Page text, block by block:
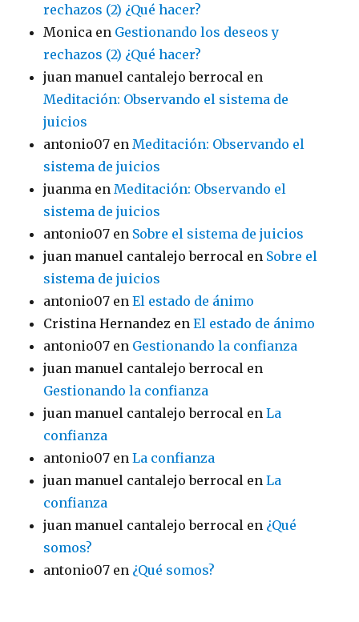
rechazos (2) ¿Qué hacer?
Monica en Gestionando los deseos y
rechazos (2) ¿Qué hacer?
juan manuel cantalejo berrocal en
Meditación: Observando el sistema de
juicios
antonio07 en Meditación: Observando el
sistema de juicios
juanma en Meditación: Observando el
sistema de juicios
antonio07 en Sobre el sistema de juicios
juan manuel cantalejo berrocal en Sobre el
sistema de juicios
antonio07 enEl estado de ánimo
Cristina Hernandez enEl estado de ánimo
antonio07 en Gestionando la confianza
juan manuel cantalejo berrocal en
Gestionando la confianza
juan manuel cantalejo berrocal enLa
confianza
antonio07 enLa confianza
juan manuel cantalejo berrocal enLa
confianza
juan manuel cantalejo berrocal en ¿Qué
somos?
antonio07 en ¿Qué somos?